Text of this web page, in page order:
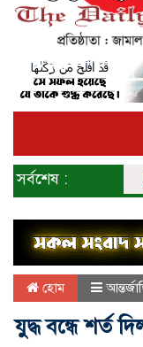
সর্বশেষ :
হোম
যুদ্ধ বন্ধে শর্ত